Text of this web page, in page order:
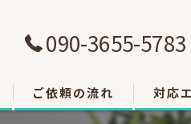
090-3655-5783
ご依頼の流れ 対応